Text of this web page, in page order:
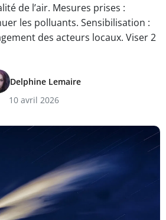
de l’air. Mesures prises :
les polluants. Sensibilisation :
des acteurs locaux. Viser 2
Delphine Lemaire
10 avril 2026